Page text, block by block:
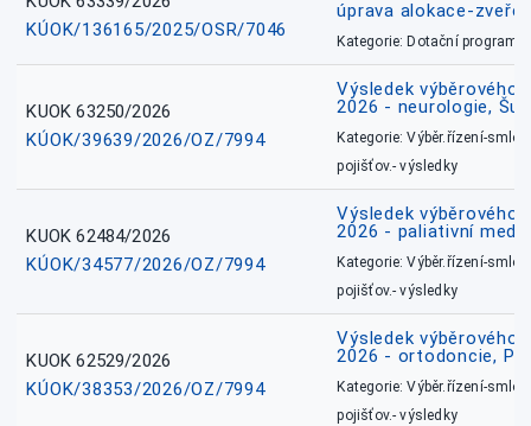
KÚOK/136165/2025/OSR/7046
úprava alokace-
Kategorie: Dotační
KUOK 63250/2026
KÚOK/39639/2026/OZ/7994
Výsledek výběrového
2026 - neurologie,
Kategorie: Výběr.řízení-
pojišťov.- výsledky
KUOK 62484/2026
KÚOK/34577/2026/OZ/7994
Výsledek výběrového
2026 - paliativní
Kategorie: Výběr.řízení-
pojišťov.- výsledky
KUOK 62529/2026
KÚOK/38353/2026/OZ/7994
Výsledek výběrového
2026 - ortodoncie,
Kategorie: Výběr.řízení-
pojišťov.- výsledky